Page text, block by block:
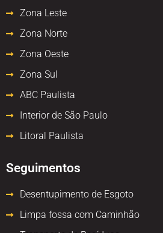
Zona Leste
Zona Norte
Zona Oeste
Zona Sul
ABC Paulista
Interior de São Paulo
Litoral Paulista
Seguimentos
Desentupimento de Esgoto
Limpa fossa com Caminhão